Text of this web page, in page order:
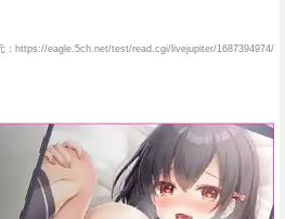
：https://eagle.5ch.net/test/read.cgi/livejupiter/1687394974/